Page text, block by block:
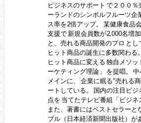
ビジネスのサポート で２００
ーランドのシンボルフルーツ企
ス率を2倍アップ。 某健康食品
支援で 新規会員数が2,000名増
と、売れる商品開発のプロ と
ヒット商品の誕生に多数関わる
ヒット商品に変える 独自メソ
ーケティング理論」 を提唱。
メインに、 企業に眠る“売れる
ートしている。 国内の注目ビ
点を 当てたテレビ番組「ビジネ
また、著書にはベストセラーと
ブル（日本経済新聞出版社）が